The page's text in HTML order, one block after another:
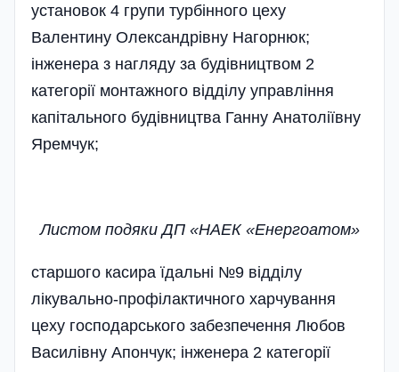
установок 4 групи турбінного цеху
Валентину Олександрівну Нагорнюк;
інженера з нагляду за будівництвом 2
категорії монтажного відділу управління
капітального будівництва Ганну Анатоліївну
Яремчук;
Листом подяки ДП «НАЕК «Енергоатом»
старшого касира їдальні №9 відділу
лікувально-профілактичного харчування
цеху господарського забезпечення Любов
Василівну Апончук; інженера 2 категорії